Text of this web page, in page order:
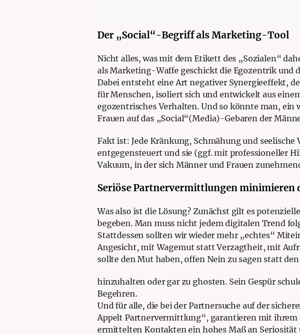
Der „Social“-Begriff als Marketing-Tool
Nicht alles, was mit dem Etikett des „Sozialen“
als Marketing-Waffe geschickt die Egozentrik und
Dabei entsteht eine Art negativer Synergieeffekt,
für Menschen, isoliert sich und entwickelt aus
egozentrisches Verhalten. Und so könnte man,
Frauen auf das „Social“(Media)-Gebaren der
Fakt ist: Jede Kränkung, Schmähung und
entgegensteuert und sie (ggf. mit professioneller
Vakuum, in der sich Männer und Frauen
Seriöse Partnervermittlungen minimieren
Was also ist die Lösung? Zunächst gilt es
begeben. Man muss nicht jedem digitalen Trend
Stattdessen sollten wir wieder mehr „echtes“
Angesicht, mit Wagemut statt Verzagtheit, mit
sollte den Mut haben, offen Nein zu sagen statt
hinzuhalten oder gar zu ghosten. Sein Gespür
Begehren.
Und für alle, die bei der Partnersuche auf der
Appelt Partnervermittlung“, garantieren mit ihrem
ermittelten Kontakten ein hohes Maß an Seriosität